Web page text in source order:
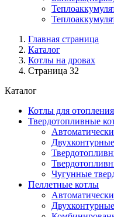
Главная страница
Каталог
Котлы на дровах
Страница 32
Каталог
Котлы для отопления
Твердотопливные
Чугунные
Пеллетные котлы